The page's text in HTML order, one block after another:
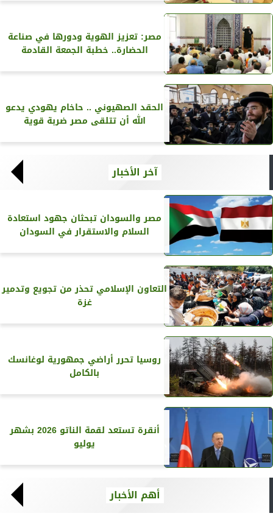
مصر: تعزيز الهوية ودورها في صناعة
الحضارة.. خطبة الجمعة القادمة
الحقد الصهيوني .. حاخام يهودي يدعو
الله أن تتلقى مصر ضربة قوية
آخر الأخبار
مصر والسودان تبحثان جهود استعادة
السلام والاستقرار في السودان
التعاون الإسلامي تحذر من تجويع وتدمير
غزة
روسيا تحرر أراضي جمهورية لوغانسك
بالكامل
أنقرة تستعد لقمة الناتو 2026 بشهر
يوليو
أهم الأخبار